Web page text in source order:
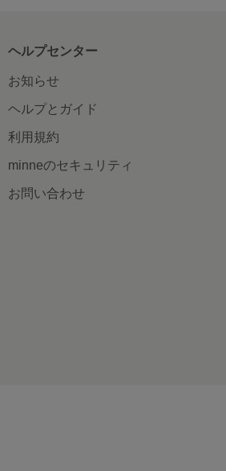
ヘルプセンター
お知らせ
ヘルプとガイド
利用規約
minneのセキュリティ
お問い合わせ